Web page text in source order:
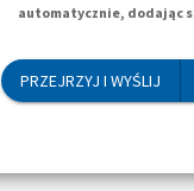
automatycznie, dodając
PRZEJRZYJ I WYŚLIJ